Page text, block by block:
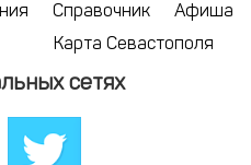
Справочник
Афиша
Карта Севастополя
сетях